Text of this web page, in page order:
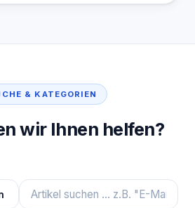
& KATEGORIEN
wir Ihnen helfen?